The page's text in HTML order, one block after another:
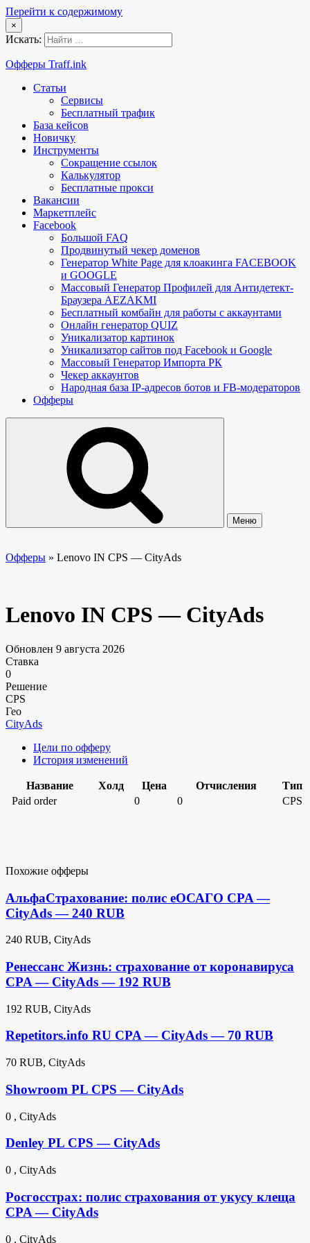
Перейти к содержимому
×
Искать:
Офферы Traff.ink
Статьи
Сервисы
Бесплатный трафик
База кейсов
Новичку
Инструменты
Сокращение ссылок
Калькулятор
Бесплатные прокси
Вакансии
Маркетплейс
Facebook
Большой FAQ
Продвинутый чекер доменов
Генератор White Page для клоакинга FACEBOOK
и GOOGLE
Массовый Генератор Профилей для Антидетект-
Браузера AEZAKMI
Бесплатный комбайн для работы с аккаунтами
Онлайн генератор QUIZ
Уникализатор картинок
Уникализатор сайтов под Facebook и Google
Массовый Генератор Импорта РК
Чекер аккаунтов
Народная база IP-адресов ботов и FB-модераторов
Офферы
Меню
Офферы » Lenovo IN CPS — CityAds
Lenovo IN CPS — CityAds
Обновлен 9 августа 2026
Ставка
0
Решение
CPS
Гео
CityAds
Цели по офферу
История изменений
Название Холд Цена Отчисления
Тип
Paid order
0 0 CPS
Похожие офферы
АльфаСтрахование: полис еОСАГО CPA —
CityAds — 240 RUB
240 RUB, CityAds
Ренессанс Жизнь: страхование от коронавируса
CPA — CityAds — 192 RUB
192 RUB, CityAds
Repetitors.info RU CPA — CityAds — 70 RUB
70 RUB, CityAds
Showroom PL CPS — CityAds
0 , CityAds
Denley PL CPS — CityAds
0 , CityAds
Росгосстрах: полис страхования от укусу клеща
CPA — CityAds
0 , CityAds